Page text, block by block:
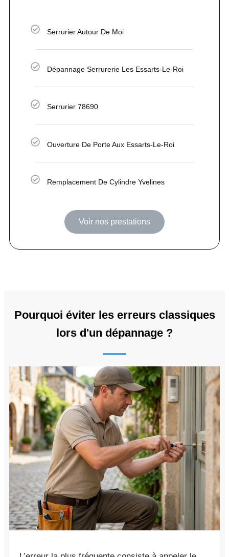
Serrurier Autour De Moi
Dépannage Serrurerie Les Essarts-Le-Roi
Serrurier 78690
Ouverture De Porte Aux Essarts-Le-Roi
Remplacement De Cylindre Yvelines
Voir nos prestations
Pourquoi éviter les erreurs classiques
lors d'un dépannage ?